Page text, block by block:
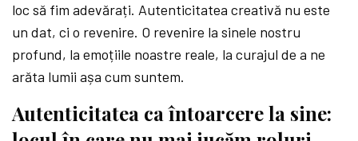
loc să fim adevărați. Autenticitatea creativă nu este
un dat, ci o revenire. O revenire la sinele nostru
profund, la emoțiile noastre reale, la curajul de a ne
arăta lumii așa cum suntem.
Autenticitatea ca întoarcere la sine: